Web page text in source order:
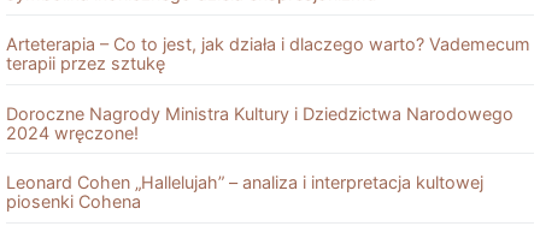
Arteterapia – Co to jest, jak działa i dlaczego warto? Vademecum
terapii przez sztukę
Doroczne Nagrody Ministra Kultury i Dziedzictwa Narodowego
2024 wręczone!
Leonard Cohen „Hallelujah” – analiza i interpretacja kultowej
piosenki Cohena